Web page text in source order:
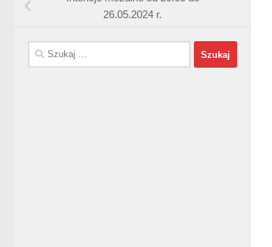
26.05.2024 r.
Szukaj: